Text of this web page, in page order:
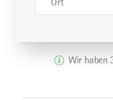
Ort
Wir haben